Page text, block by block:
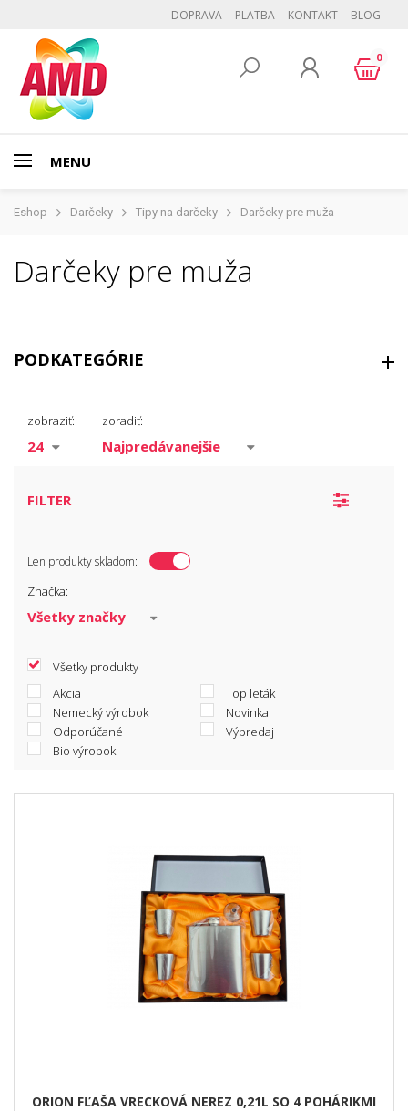
DOPRAVA PLATBA KONTAKT BLOG
0
MENU
Eshop Darčeky Tipy na darčeky Darčeky pre muža
Darčeky pre muža
PODKATEGÓRIE
Darčeky pre ženu
Darčeky pre muža
zobraziť: zoradiť:
FILTER
Len produkty skladom:
Značka:
Všetky produkty
Akcia
Top leták
Nemecký výrobok
Novinka
Odporúčané
Výpredaj
Bio výrobok
ORION FĽAŠA VRECKOVÁ NEREZ 0,21L SO 4 POHÁRIKMI